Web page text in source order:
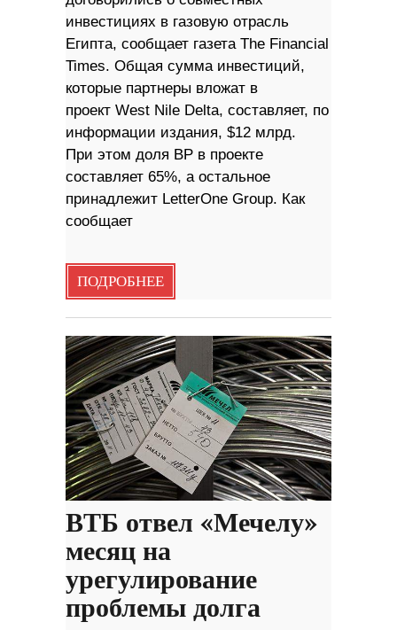
инвестициях в газовую отрасль
Египта, сообщает газета The Financial
Times. Общая сумма инвестиций,
которые партнеры вложат в ​
проект West Nile Delta, составляет, по
информации издания, $12 млрд.
При этом доля BP в проекте
cоставляет 65%, а остальное
принадлежит LetterOne Group. Как
сообщает
ПОДРОБНЕЕ
ВТБ отвел «Мечелу»
месяц на
урегулирование
проблемы долга